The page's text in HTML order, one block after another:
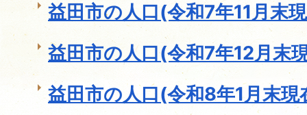
益田市の人口(令和7年11月末
益田市の人口(令和7年12月末
益田市の人口(令和8年1月末現